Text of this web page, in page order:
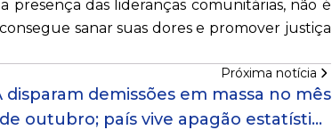
presença das lideranças comunitárias, não é
sanar suas dores e promover justiça
Próxima notícia
disparam demissões em massa no mês
de outubro; país vive apagão estatística